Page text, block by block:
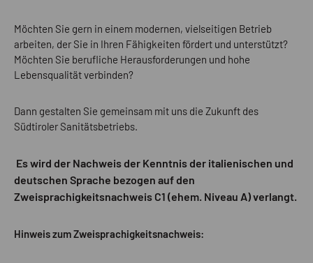
Möchten Sie gern in einem modernen, vielseitigen Betrieb
arbeiten, der Sie in Ihren Fähigkeiten fördert und unterstützt?
Möchten Sie berufliche Herausforderungen und hohe
Lebensqualität verbinden?
Dann gestalten Sie gemeinsam mit uns die Zukunft des
Südtiroler Sanitätsbetriebs.
Es wird der Nachweis der Kenntnis der italienischen und
deutschen Sprache bezogen auf den
Zweisprachigkeitsnachweis C1 (ehem. Niveau A) verlangt.
Hinweis zum Zweisprachigkeitsnachweis: